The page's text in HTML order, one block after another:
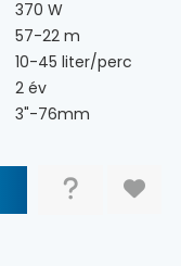
370 W
57-22 m
10-45 liter/perc
2 év
3"-76mm